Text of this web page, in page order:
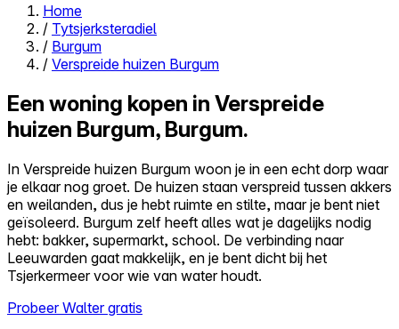
Close menu
Zelf kopen
Reviews
Prijzen
Log in
Probeer Walter gratis
Home
/ Tytsjerksteradiel
/ Burgum
/ Verspreide huizen Burgum
Een woning kopen in Verspreide
huizen Burgum, Burgum.
In Verspreide huizen Burgum woon je in een echt dorp waar
je elkaar nog groet. De huizen staan verspreid tussen akkers
en weilanden, dus je hebt ruimte en stilte, maar je bent niet
geïsoleerd. Burgum zelf heeft alles wat je dagelijks nodig
hebt: bakker, supermarkt, school. De verbinding naar
Leeuwarden gaat makkelijk, en je bent dicht bij het
Tsjerkermeer voor wie van water houdt.
Probeer Walter gratis